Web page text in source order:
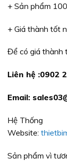
+ Sản phẩm
+ Giá thành tốt
Để có giá thành
Liên hệ :0902
Email:
Hệ Thống
Website:
Sản phẩm vì